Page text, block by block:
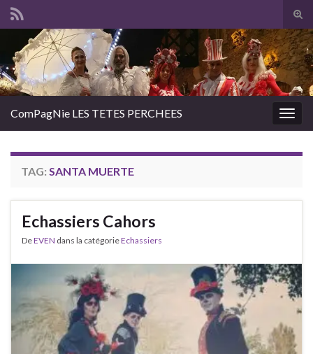
Search for:
ComPagNie LES TETES PERCHEES
TAG: SANTA MUERTE
Echassiers Cahors
DeEVEN dans la catégorieEchassiers